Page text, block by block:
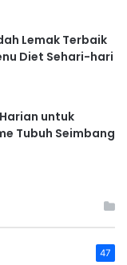
Lemak Terbaik
Diet Sehari-hari
untuk
Tubuh Seimbang
47